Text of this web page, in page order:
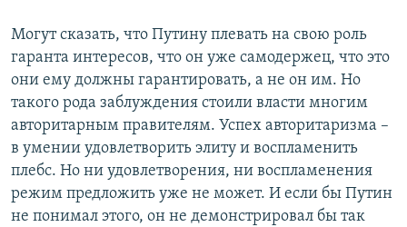
Могут сказать, что Путину плевать на свою роль
гаранта интересов, что он уже самодержец, что это
они ему должны гарантировать, а не он им. Но
такого рода заблуждения стоили власти многим
авторитарным правителям. Успех авторитаризма –
в умении удовлетворить элиту и воспламенить
плебс. Но ни удовлетворения, ни воспламенения
режим предложить уже не может. И если бы Путин
не понимал этого, он не демонстрировал бы так